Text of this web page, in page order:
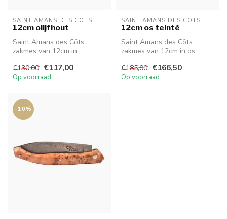
SAINT AMANS DES CÔTS
12cm olijfhout
Saint Amans des Côts
zakmes van 12cm in
€130,00 €117,00
Op voorraad
SAINT AMANS DES CÔTS
12cm os teinté
Saint Amans des Côts
zakmes van 12cm in os
€185,00 €166,50
Op voorraad
-10%